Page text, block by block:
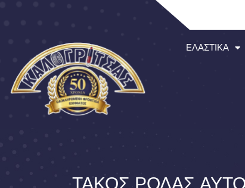
ΕΛΑΣΤΙΚΆ